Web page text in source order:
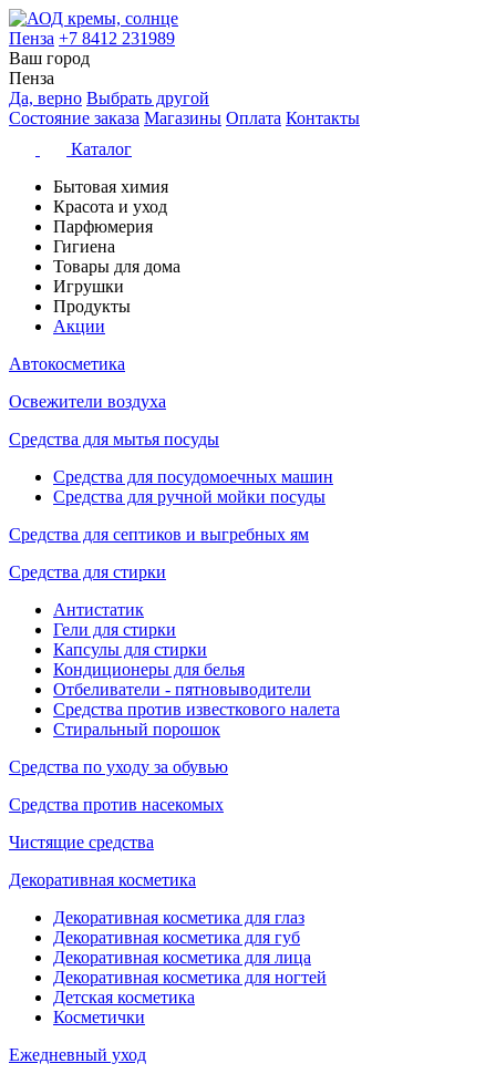
Пенза +7 8412 231989
Ваш город
Пенза
Да, верно Выбрать другой
Состояние заказа Магазины Оплата Контакты
Каталог
Бытовая химия
Красота и уход
Парфюмерия
Гигиена
Товары для дома
Игрушки
Продукты
Акции
Автокосметика
Освежители воздуха
Средства для мытья посуды
Средства для посудомоечных машин
Средства для ручной мойки посуды
Средства для септиков и выгребных ям
Средства для стирки
Антистатик
Гели для стирки
Капсулы для стирки
Кондиционеры для белья
Отбеливатели - пятновыводители
Средства против известкового налета
Стиральный порошок
Средства по уходу за обувью
Средства против насекомых
Чистящие средства
Декоративная косметика
Декоративная косметика для глаз
Декоративная косметика для губ
Декоративная косметика для лица
Декоративная косметика для ногтей
Детская косметика
Косметички
Ежедневный уход